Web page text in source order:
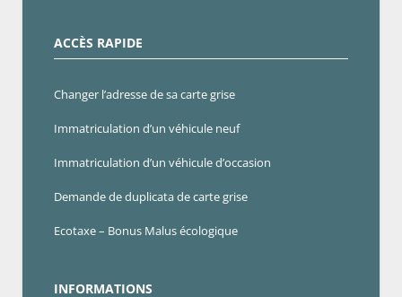
ACCÈS RAPIDE
Changer l’adresse de sa carte grise
Immatriculation d’un véhicule neuf
Immatriculation d’un véhicule d’occasion
Demande de duplicata de carte grise
Ecotaxe – Bonus Malus écologique
INFORMATIONS